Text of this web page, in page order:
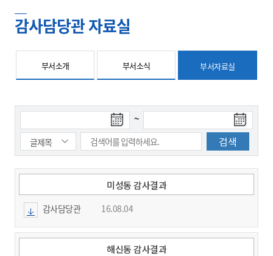
감사담당관 자료실
부서소개 부서소식 부서자료실
색
시
일
~
색
종
일
미성동 감사결과
감사담당관 16.08.04
해신동 감사결과